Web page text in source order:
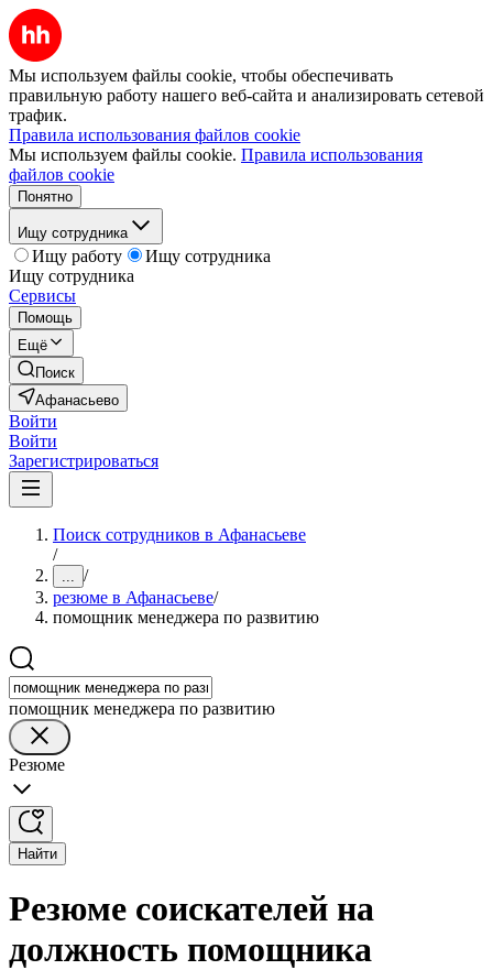
Мы используем файлы cookie, чтобы обеспечивать
правильную работу нашего веб-сайта и анализировать сетевой
трафик.
Правила использования файлов cookie
Мы используем файлы cookie. Правила использования
файлов cookie
Понятно
Ищу сотрудника
Ищу работу
Ищу сотрудника
Ищу сотрудника
Сервисы
Помощь
Ещё
Поиск
Афанасьево
Войти
Войти
Зарегистрироваться
Поиск сотрудников в Афанасьеве
/
... /
резюме в Афанасьеве/
помощник менеджера по развитию
помощник менеджера по развитию
Резюме
Найти
Резюме соискателей на
должность помощника